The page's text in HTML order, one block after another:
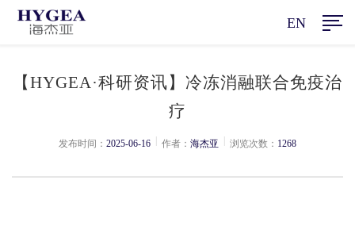
EN
【HYGEA·科研资讯】冷冻消融联合免疫治
疗
发布时间： 2025-06-16 作者： 海杰亚 浏览次数： 1268